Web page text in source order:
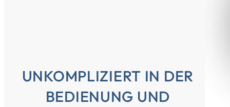
UNKOMPLIZIERT IN DER
BEDIENUNG UND